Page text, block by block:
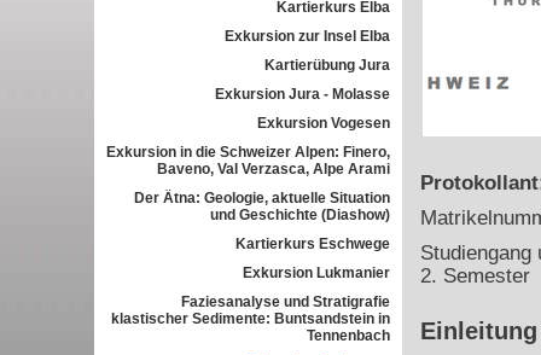
Kartierkurs Elba
Exkursion zur Insel Elba
Kartierübung Jura
Exkursion Jura - Molasse
Exkursion Vogesen
Exkursion in die Schweizer Alpen: Finero,
Baveno, Val Verzasca, Alpe Arami
Der Ätna: Geologie, aktuelle Situation
und Geschichte (Diashow)
Kartierkurs Eschwege
Exkursion Lukmanier
Faziesanalyse und Stratigrafie
klastischer Sedimente: Buntsandstein in
Tennenbach
2. Semester
Einleitung